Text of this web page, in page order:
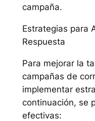
campaña.
Estrategias para
Respuesta
Para mejorar la
campañas de
implementar
continuación, se
efectivas: